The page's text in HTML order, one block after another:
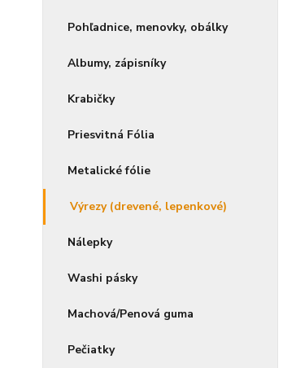
Pohľadnice, menovky, obálky
Albumy, zápisníky
Krabičky
Priesvitná Fólia
Metalické fólie
Výrezy (drevené, lepenkové)
Nálepky
Washi pásky
Machová/Penová guma
Pečiatky